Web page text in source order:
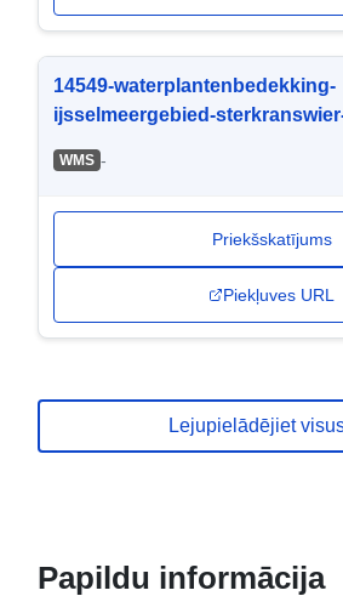
14549-waterplantenbedekking-
ijsselmeergebied-
WMS -
Priekšskatījums
Piekļuves URL
Lejupielādējiet
Papildu informācija